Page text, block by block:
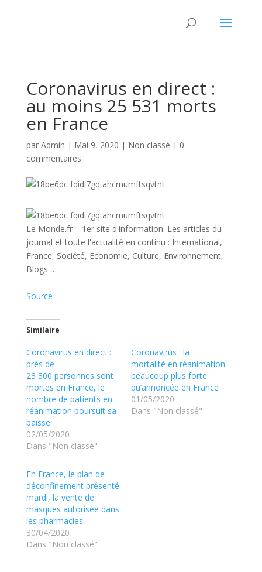
Coronavirus en direct :
au moins 25 531 morts
en France
par Admin | Mai 9, 2020 | Non classé | 0
commentaires
Le Monde.fr – 1er site d'information. Les articles du
journal et toute l'actualité en continu : International,
France, Société, Economie, Culture, Environnement,
Blogs …
Source
Similaire
Coronavirus en direct :
près de
23 300 personnes sont
mortes en France, le
nombre de patients en
réanimation poursuit sa
baisse
02/05/2020
Dans "Non classé"
Coronavirus : la
mortalité en réanimation
beaucoup plus forte
qu’annoncée en France
01/05/2020
Dans "Non classé"
En France, le plan de
déconfinement présenté
mardi, la vente de
masques autorisée dans
les pharmacies
30/04/2020
Dans "Non classé"